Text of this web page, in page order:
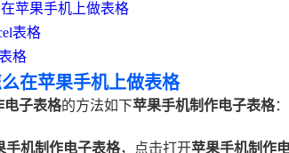
苹果手机上做表格
表格
格
在苹果手机上做表格
电子表格的方法如下苹果手机制作电子表格：
手机制作电子表格，点击打开苹果手机制作